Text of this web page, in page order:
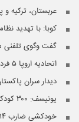
عربستان، ترکیه و
کوبا: با تهدید
گفت وگوی تلفنی
اتحادیه اروپا ۵ فرد مرتبط با صنایع دفاعی روسیه را تحریم کرد
دیدار سران
یونیسف: ۳۰۰ کودک طی ۳۰۰ روز آتش بس در غزه به شهادت رسیده اند
خودکشی ضارب ۱۴ سالۀ مدرسۀ تایلندی